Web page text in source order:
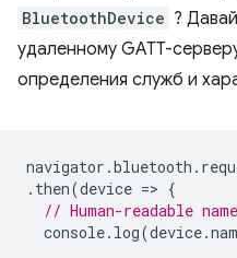
BluetoothDevice ?
удаленному GATT-
определения служб и
navigator .bluetooth .
. then(device => {
// Human-readable
console. log(device.